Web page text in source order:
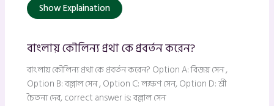
Show Explaination
বাংলায় কৌলিন্য প্রথা কে প্রবর্তন করেন?
বাংলায় কৌলিন্য প্রথা কে প্রবর্তন করেন? Option A: বিজয় সেন ,
Option B: বল্লাল সেন , Option C: লক্ষণ সেন, Option D: শ্রী
চৈতন্য দেব, correct answer is: বল্লাল সেন